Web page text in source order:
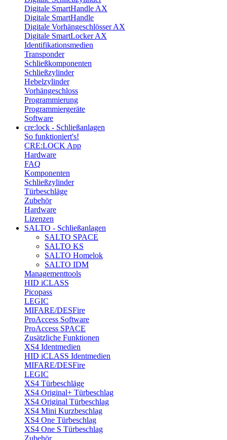
Digitale SmartHandle AX
Digitale SmartHandle
Digitale Vorhängeschlösser AX
Digitale SmartLocker AX
Identifikationsmedien
Transponder
Schließkomponenten
Schließzylinder
Hebelzylinder
Vorhängeschloss
Programmierung
Programmiergeräte
Software
cre:lock - Schließanlagen
So funktioniert's!
CRE:LOCK App
Hardware
FAQ
Komponenten
Schließzylinder
Türbeschläge
Zubehör
Hardware
Lizenzen
SALTO - Schließanlagen
SALTO SPACE
SALTO KS
SALTO Homelok
SALTO IDM
Managementtools
HID iCLASS
Picopass
LEGIC
MIFARE/DESFire
ProAccess Software
ProAccess SPACE
Zusätzliche Funktionen
XS4 Identmedien
HID iCLASS Identmedien
MIFARE/DESFire
LEGIC
XS4 Türbeschläge
XS4 Original+ Türbeschlag
XS4 Original Türbeschlag
XS4 Mini Kurzbeschlag
XS4 One Türbeschlag
XS4 One S Türbeschlag
Zubehör